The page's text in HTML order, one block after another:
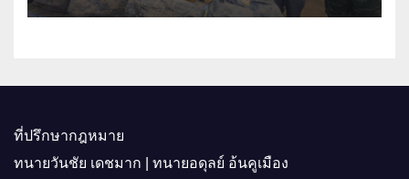
ที่ปรึกษากฎหมาย
ทนายวันชัย เดชมาก | ทนายอดุลย์ อ้นคูเมือง